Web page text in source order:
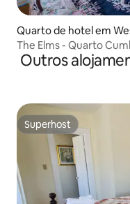
Quarto de hotel em
The Elms - Quarto
Outros
Superhost
Superhost